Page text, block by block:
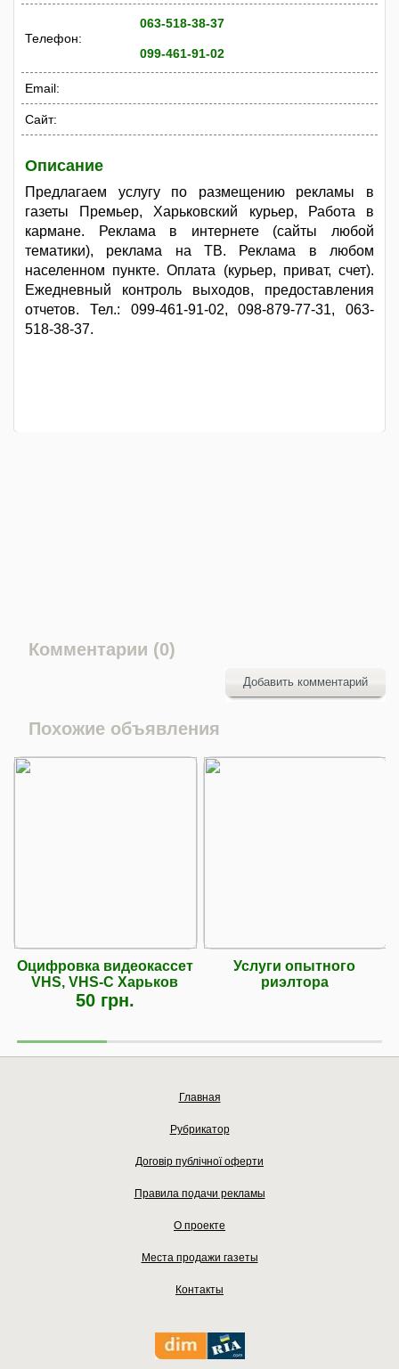
Телефон:
063-518-38-37
099-461-91-02
Email:
Сайт:
Описание
Предлагаем услугу по размещению рекламы в
газеты Премьер, Харьковский курьер, Работа в
кармане. Реклама в интернете (сайты любой
тематики), реклама на ТВ. Реклама в любом
населенном пункте. Оплата (курьер, приват, счет).
Ежедневный контроль выходов, предоставления
отчетов. Тел.: 099-461-91-02, 098-879-77-31, 063-
518-38-37.
Комментарии (0)
Добавить комментарий
Похожие объявления
Оцифровка видеокассет
VHS, VHS-C Харьков
50 грн.
Услуги опытного
риэлтора
Главная
Рубрикатор
Договір публічної оферти
Правила подачи рекламы
О проекте
Места продажи газеты
Контакты